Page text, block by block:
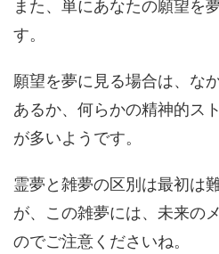
また、単にあなたの願望を
す。
願望を夢に見る場合は、な
あるか、何らかの精神的ス
が多いようです。
霊夢と雑夢の区別は最初は
が、この雑夢には、未来の
のでご注意くださいね。